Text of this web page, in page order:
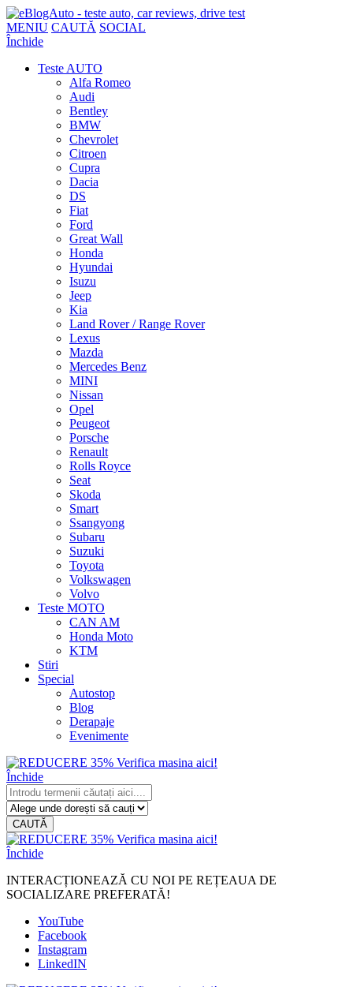
MENIU CAUTĂ SOCIAL
Închide
Teste AUTO
Alfa Romeo
Audi
Bentley
BMW
Chevrolet
Citroen
Cupra
Dacia
DS
Fiat
Ford
Great Wall
Honda
Hyundai
Isuzu
Jeep
Kia
Land Rover / Range Rover
Lexus
Mazda
Mercedes Benz
MINI
Nissan
Opel
Peugeot
Porsche
Renault
Rolls Royce
Seat
Skoda
Smart
Ssangyong
Subaru
Suzuki
Toyota
Volkswagen
Volvo
Teste MOTO
CAN AM
Honda Moto
KTM
Stiri
Special
Autostop
Blog
Derapaje
Evenimente
Închide
CAUTĂ
Închide
INTERACȚIONEAZĂ CU NOI PE REȚEAUA DE
SOCIALIZARE PREFERATĂ!
YouTube
Facebook
Instagram
LinkedIN